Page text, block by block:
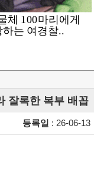
잘록한 복부 배꼽
등록일 : 26-06-13